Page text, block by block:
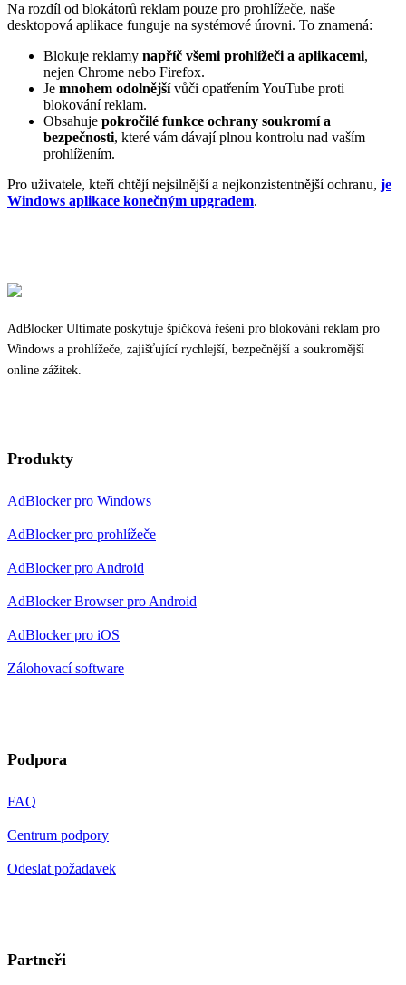
Na rozdíl od blokátorů reklam pouze pro prohlížeče, naše
desktopová aplikace funguje na systémové úrovni. To znamená:
Blokuje reklamy napříč všemi prohlížeči a aplikacemi,
nejen Chrome nebo Firefox.
Je mnohem odolnějšívůči opatřením YouTube proti
blokování reklam.
Obsahuje pokročilé funkce ochrany soukromí a
bezpečnosti, které vám dávají plnou kontrolu nad vaším
prohlížením.
Pro uživatele, kteří chtějí nejsilnější a nejkonzistentnější ochranu, je
Windows aplikace konečným upgradem.
AdBlocker Ultimate poskytuje špičková řešení pro blokování reklam pro
Windows a prohlížeče, zajišťující rychlejší, bezpečnější a soukromější
online zážitek.
Produkty
AdBlocker pro Windows
AdBlocker pro prohlížeče
AdBlocker pro Android
AdBlocker Browser pro Android
AdBlocker pro iOS
Zálohovací software
Podpora
FAQ
Centrum podpory
Odeslat požadavek
Partneři